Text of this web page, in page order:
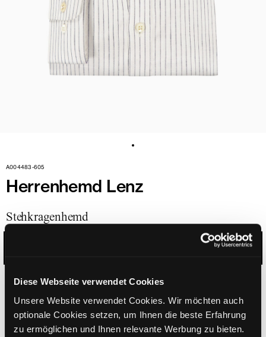
Diese Webseite verwendet Cookies
Unsere Website verwendet Cookies. Wir möchten auch
optionale Cookies setzen, um Ihnen die beste Erfahrung
zu ermöglichen und Ihnen relevante Werbung zu bieten.
A004483-605
Herrenhemd Lenz
Stehkragenhemd
GRÖSSE WÄHLEN
99,95 inkl. MwSt. / exkl. Versand